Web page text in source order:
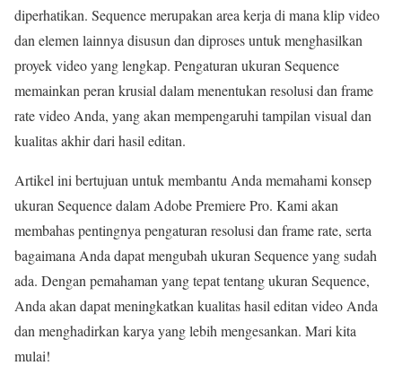
diperhatikan. Sequence merupakan area kerja di mana klip video
dan elemen lainnya disusun dan diproses untuk menghasilkan
proyek video yang lengkap. Pengaturan ukuran Sequence
memainkan peran krusial dalam menentukan resolusi dan frame
rate video Anda, yang akan mempengaruhi tampilan visual dan
kualitas akhir dari hasil editan.
Artikel ini bertujuan untuk membantu Anda memahami konsep
ukuran Sequence dalam Adobe Premiere Pro. Kami akan
membahas pentingnya pengaturan resolusi dan frame rate, serta
bagaimana Anda dapat mengubah ukuran Sequence yang sudah
ada. Dengan pemahaman yang tepat tentang ukuran Sequence,
Anda akan dapat meningkatkan kualitas hasil editan video Anda
dan menghadirkan karya yang lebih mengesankan. Mari kita
mulai!